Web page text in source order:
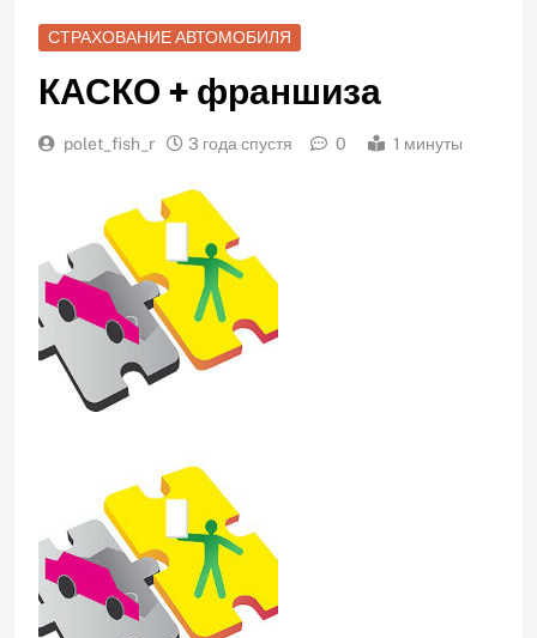
СТРАХОВАНИЕ АВТОМОБИЛЯ
КАСКО + франшиза
polet_fish_r 3 года спустя 0 1 минуты